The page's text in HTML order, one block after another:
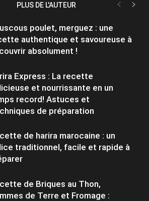
PLUS DE L'AUTEUR
poulet, merguez : une
authentique et savoureuse à
absolument !
Express : La recette
et nourrissante en un
record! Astuces et
de préparation
de harira marocaine : un
traditionnel, facile et rapide à
de Briques au Thon,
de Terre et Fromage :